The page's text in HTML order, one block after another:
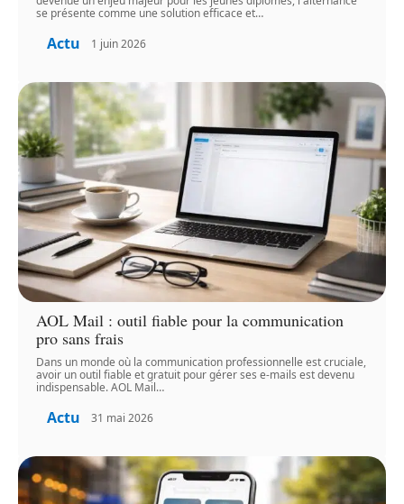
se présente comme une solution efficace et…
Actu 1 juin 2026
AOL Mail : outil fiable pour la communication
pro sans frais
Dans un monde où la communication professionnelle est cruciale,
avoir un outil fiable et gratuit pour gérer ses e-mails est devenu
indispensable. AOL Mail…
Actu 31 mai 2026